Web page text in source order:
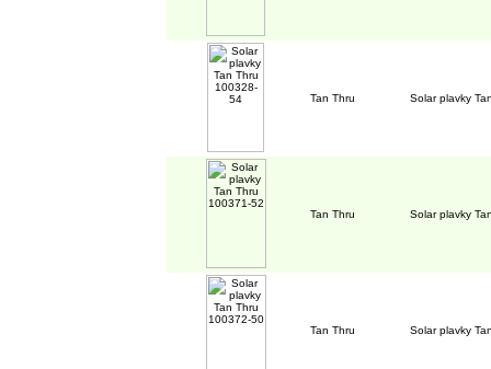
Tan Thru Solar plavky
Tan Thru Solar plavky
Tan Thru Solar plavky